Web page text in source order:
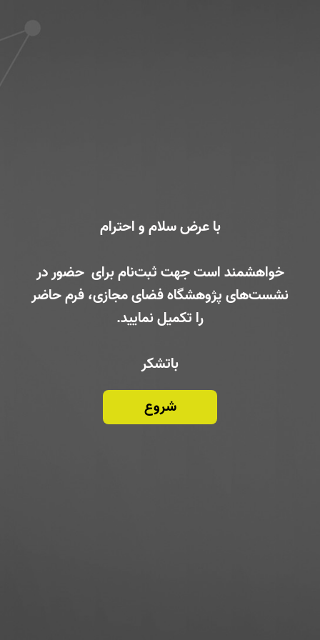
با عرض سلام و احترام
خواهشمند است جهت ثبت‌نام برای حضور در
نشست‌های پژوهشگاه فضای مجازی، فرم حاضر
را تکمیل نمایید.
باتشکر
شروع